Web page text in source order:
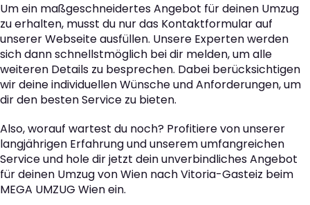
Um ein maßgeschneidertes Angebot für deinen Umzug
zu erhalten, musst du nur das Kontaktformular auf
unserer Webseite ausfüllen. Unsere Experten werden
sich dann schnellstmöglich bei dir melden, um alle
weiteren Details zu besprechen. Dabei berücksichtigen
wir deine individuellen Wünsche und Anforderungen, um
dir den besten Service zu bieten.
Also, worauf wartest du noch? Profitiere von unserer
langjährigen Erfahrung und unserem umfangreichen
Service und hole dir jetzt dein unverbindliches Angebot
für deinen Umzug von Wien nach Vitoria-Gasteiz beim
MEGA UMZUG Wien ein.